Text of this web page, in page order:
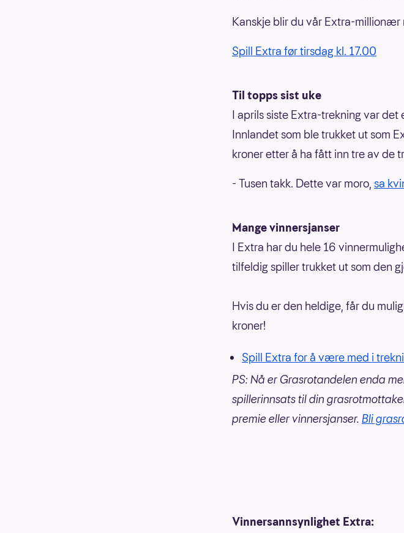
Kanskje blir du vår Extra-
Spill Extra før tirsdag kl. 17.00
Til topps sist uke
I aprils siste Extra-trekning var det
Innlandet som ble trukket ut som
kroner etter å ha fått inn tre av de
- Tusen takk. Dette var moro, sa
Mange vinnersjanser
I Extra har du hele 16
tilfeldig spiller trukket ut som den
Hvis du er den heldige, får du
kroner!
Spill Extra for å være med i
PS: Nå er Grasrotandelen enda
spillerinnsats til din
premie eller vinnersjanser. Bli
Vinnersannsynlighet Extra: